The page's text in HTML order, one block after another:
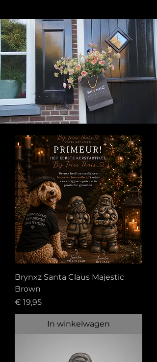
Brynxz Santa Claus Majestic
Brown
Prijs
€ 19,95
In winkelwagen